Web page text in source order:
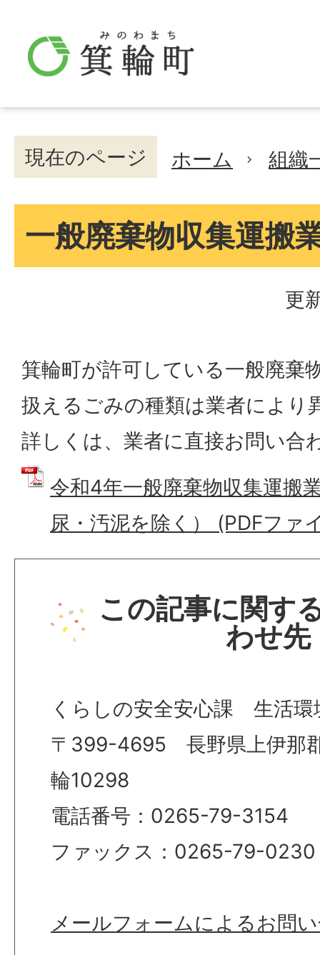
現在のページ ホーム 組織
一般廃棄物収集運搬
更
箕輪町が許可している一般廃棄
扱えるごみの種類は業者により
詳しくは、業者に直接お問い合
令和4年一般廃棄物収集運搬
尿・汚泥を除く） (PDFファ
この記事に関す
わせ先
くらしの安全安心課 生活環
〒399-4695 長野県上伊那
輪10298
電話番号：0265-79-3154
ファックス：0265-79-0230
メールフォームによるお問